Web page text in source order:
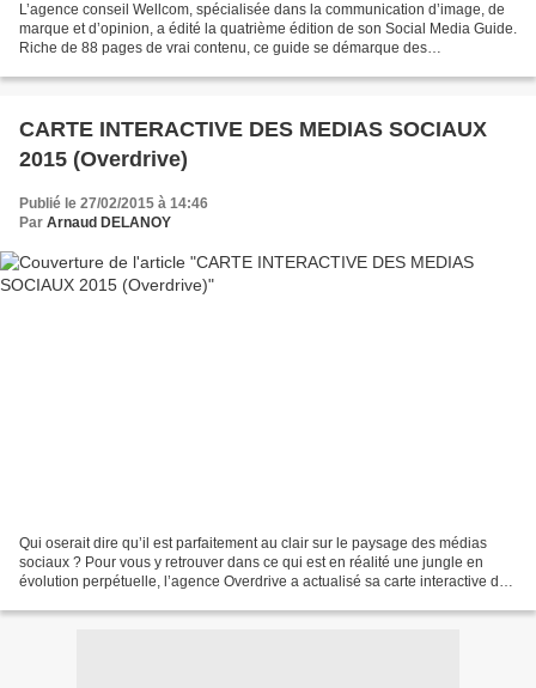
L’agence conseil Wellcom, spécialisée dans la communication d’image, de
marque et d’opinion, a édité la quatrième édition de son Social Media Guide.
Riche de 88 pages de vrai contenu, ce guide se démarque des
CARTE INTERACTIVE DES MEDIAS SOCIAUX
2015 (Overdrive)
Publié le 27/02/2015 à 14:46
Par Arnaud DELANOY
Qui oserait dire qu’il est parfaitement au clair sur le paysage des médias
sociaux ? Pour vous y retrouver dans ce qui est en réalité une jungle en
évolution perpétuelle, l’agence Overdrive a actualisé sa carte interactive des